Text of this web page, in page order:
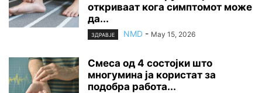
откриваат кога симптомот може
да...
ЗДРАВЈЕ NMD - May 15, 2026
Смеса од 4 состојки што
многумина ја користат за
подобра работа...